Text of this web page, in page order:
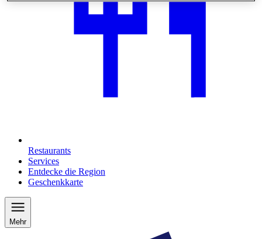
Restaurants
Services
Entdecke die Region
Geschenkkarte
Mehr